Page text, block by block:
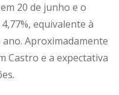
20 de junho e o
equivalente à
Aproximadamente
Castro e a expectativa